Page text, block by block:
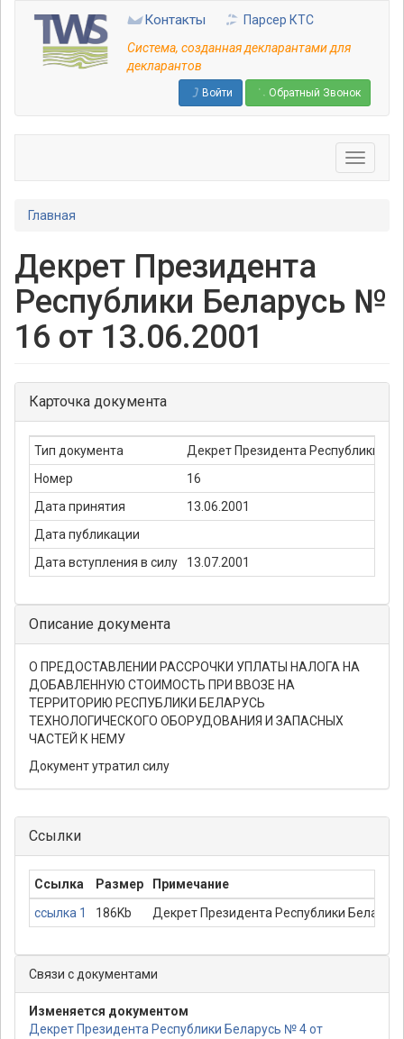
основному
содержанию
Контакты
Парсер КТС
Система, созданная декларантами для
декларантов
Войти Обратный Звонок
Главная
Декрет Президента
Республики Беларусь №
16 от 13.06.2001
Карточка документа
Тип документа
Декрет Президента Республики
Номер
16
Дата принятия
13.06.2001
Дата публикации
Дата вступления в силу
13.07.2001
Описание документа
О ПРЕДОСТАВЛЕНИИ РАССРОЧКИ УПЛАТЫ НАЛОГА НА
ДОБАВЛЕННУЮ СТОИМОСТЬ ПРИ ВВОЗЕ НА
ТЕРРИТОРИЮ РЕСПУБЛИКИ БЕЛАРУСЬ
ТЕХНОЛОГИЧЕСКОГО ОБОРУДОВАНИЯ И ЗАПАСНЫХ
ЧАСТЕЙ К НЕМУ
Документ утратил силу
Ссылки
Ссылка Размер
Примечание
ссылка 1
186Kb Декрет Президента Республики
Связи с документами
Изменяется документом
Декрет Президента Республики Беларусь № 4 от